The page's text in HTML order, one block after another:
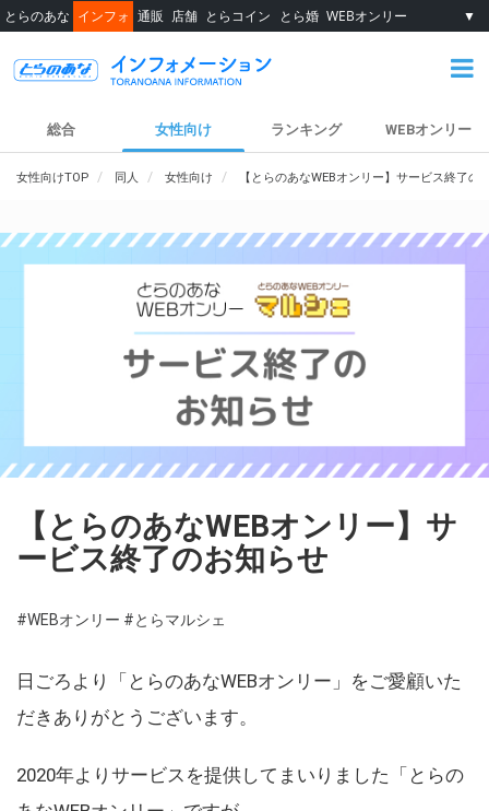
とらのあな インフォ 通販 店舗 とらコイン とら婚 WEBオンリー ▼
総合 女性向け ランキング WEBオンリー
女性向けTOP 同人 女性向け 【とらのあなWEBオンリー】サービス終了の
【とらのあなWEBオンリー】サ
ービス終了のお知らせ
#WEBオンリー #とらマルシェ
日ごろより「とらのあなWEBオンリー」をご愛顧いた
だきありがとうございます。
2020年よりサービスを提供してまいりました「とらの